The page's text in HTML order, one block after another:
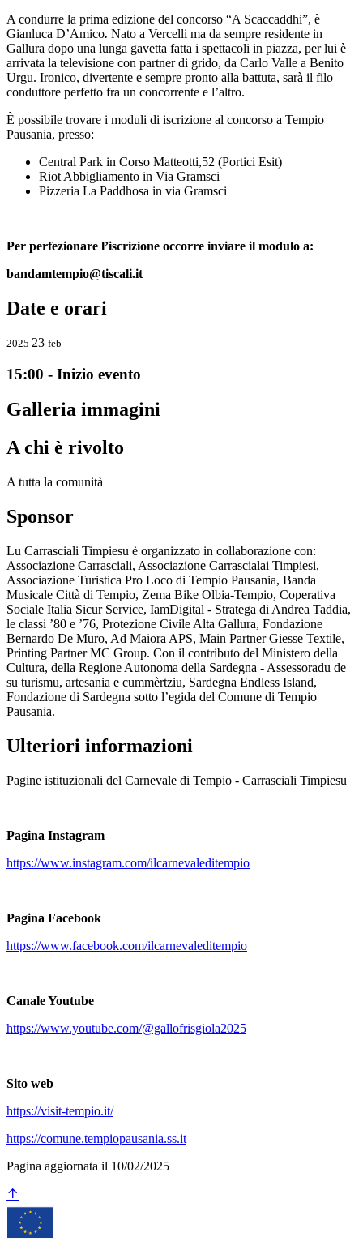
A condurre la prima edizione del concorso “A Scaccaddhi”, è
Gianluca D’Amico. Nato a Vercelli ma da sempre residente in
Gallura dopo una lunga gavetta fatta i spettacoli in piazza, per lui è
arrivata la televisione con partner di grido, da Carlo Valle a Benito
Urgu. Ironico, divertente e sempre pronto alla battuta, sarà il filo
conduttore perfetto fra un concorrente e l’altro.
È possibile trovare i moduli di iscrizione al concorso a Tempio
Pausania, presso:
Central Park in Corso Matteotti,52 (Portici Esit)
Riot Abbigliamento in Via Gramsci
Pizzeria La Paddhosa in via Gramsci
Per perfezionare l’iscrizione occorre inviare il modulo a:
bandamtempio@tiscali.it
Date e orari
2025 23 feb
15:00 - Inizio evento
Galleria immagini
A chi è rivolto
A tutta la comunità
Sponsor
Lu Carrasciali Timpiesu è organizzato in collaborazione con:
Associazione Carrasciali, Associazione Carrascialai Timpiesi,
Associazione Turistica Pro Loco di Tempio Pausania, Banda
Musicale Città di Tempio, Zema Bike Olbia-Tempio, Coperativa
Sociale Italia Sicur Service, IamDigital - Stratega di Andrea Taddia,
le classi ’80 e ’76, Protezione Civile Alta Gallura, Fondazione
Bernardo De Muro, Ad Maiora APS, Main Partner Giesse Textile,
Printing Partner MC Group. Con il contributo del Ministero della
Cultura, della Regione Autonoma della Sardegna - Assessoradu de
su turismu, artesania e cummèrtziu, Sardegna Endless Island,
Fondazione di Sardegna sotto l’egida del Comune di Tempio
Pausania.
Ulteriori informazioni
Pagine istituzionali del Carnevale di Tempio - Carrasciali Timpiesu
Pagina Instagram
https://www.instagram.com/ilcarnevaleditempio
Pagina Facebook
https://www.facebook.com/ilcarnevaleditempio
Canale Youtube
https://www.youtube.com/@gallofrisgiola2025
Sito web
https://visit-tempio.it/
https://comune.tempiopausania.ss.it
Pagina aggiornata il 10/02/2025